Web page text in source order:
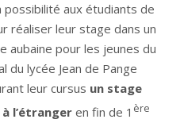
possibilité aux étudiants de
réaliser leur stage dans un
aubaine pour les jeunes du
du lycée Jean de Pange
leur cursus un stage
l’étrangeren fin de 1 ère